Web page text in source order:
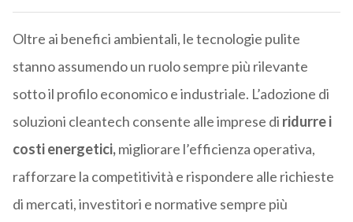
Oltre ai benefici ambientali, le tecnologie pulite
stanno assumendo un ruolo sempre più rilevante
sotto il profilo economico e industriale. L’adozione di
soluzioni cleantech consente alle imprese di ridurre i
costi energetici,migliorare l’efficienza operativa,
rafforzare la competitività e rispondere alle richieste
di mercati, investitori e normative sempre più